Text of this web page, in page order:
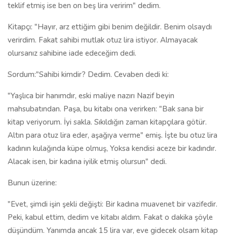
teklif etmiş ise ben on beş lira veririm" dedim.
Kitapçı: "Hayır, arz ettiğim gibi benim değildir. Benim olsaydı
verirdim. Fakat sahibi mutlak otuz lira istiyor. Almayacak
olursanız sahibine iade edeceğim dedi.
Sordum:"Sahibi kimdir? Dedim. Cevaben dedi ki:
"Yaşlıca bir hanımdır, eski maliye nazırı Nazif beyin
mahsubatından. Paşa, bu kitabı ona verirken: "Bak sana bir
kitap veriyorum. İyi sakla. Sıkıldığın zaman kitapçılara götür.
Altın para otuz lira eder, aşağıya verme" emiş. İşte bu otuz lira
kadının kulağında küpe olmuş, Yoksa kendisi aceze bir kadındır.
Alacak isen, bir kadına iyilik etmiş olursun" dedi.
Bunun üzerine:
"Evet, şimdi işin şekli değişti: Bir kadına muavenet bir vazifedir.
Peki, kabul ettim, dedim ve kitabı aldım. Fakat o dakika şöyle
düşündüm. Yanımda ancak 15 lira var, eve gidecek olsam kitap